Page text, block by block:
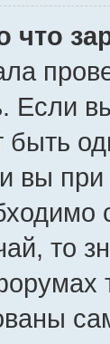
что
Если
быть
вы
то